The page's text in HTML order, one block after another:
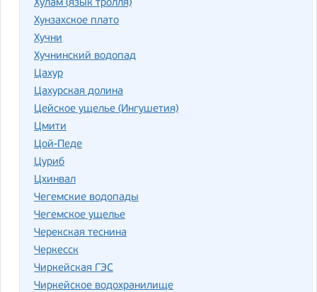
Хулам (язык тролля)
Хунзахское плато
Хучни
Хучнинский водопад
Цахур
Цахурская долина
Цейское ущелье (Ингушетия)
Цмити
Цой-Педе
Цуриб
Цхинвал
Чегемские водопады
Чегемское ущелье
Черекская теснина
Черкесск
Чиркейская ГЭС
Чиркейское водохранилище